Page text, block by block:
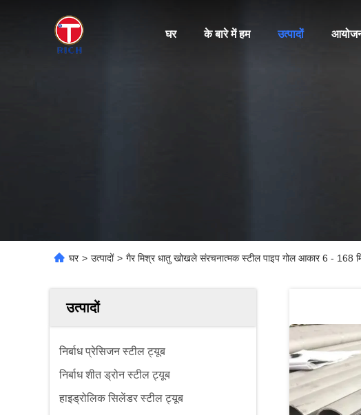
घर के बारे में हम उत्पादों
घर > उत्पादों > गैर मिश्र धातु खोखले संरचनात्मक स्टील पाइप गोल आकार 6 - 168
उत्पादों
निर्बाध प्रेसिजन स्टील ट्यूब
निर्बाध शीत ड्रोन स्टील ट्यूब
हाइड्रोलिक सिलेंडर स्टील ट्यूब